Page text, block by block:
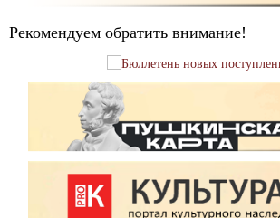
Рекомендуем обратить внимание!